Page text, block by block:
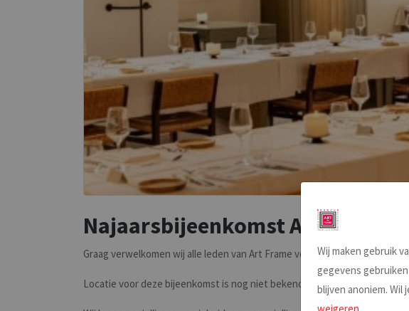
Najaarsbijeenkomst Art Frame
Graag verwelkomen wij alle leden van Art Frame voor de
Locatie voor deze bijeenkomst is nog niet bekend, meer informatie volgt
Wij maken gebruik
gegevens
blijven anoniem. Wil